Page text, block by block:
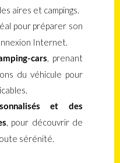
aires et campings.
pour préparer son
Internet.
cars, prenant
du véhicule pour
et des
, pour découvrir de
sérénité.